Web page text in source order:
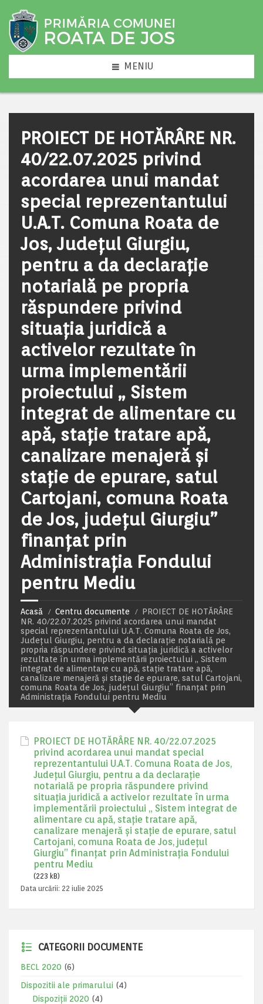
MENIU
PROIECT DE HOTĂRÂRE NR.
40/22.07.2025 privind
acordarea unui mandat
special reprezentantului
U.A.T. Comuna Roata de
Jos, Județul Giurgiu,
pentru a da declarație
notarială pe propria
răspundere privind
situația juridică a
activelor rezultate în
urma implementării
proiectului „ Sistem
integrat de alimentare cu
apă, stație tratare apă,
canalizare menajeră și
stație de epurare, satul
Cartojani, comuna Roata
de Jos, județul Giurgiu”
finanțat prin
Administrația Fondului
pentru Mediu
Acasă Centru documente
PROIECT DE HOTĂRÂRE
NR. 40/22.07.2025 privind acordarea unui mandat
special reprezentantului U.A.T. Comuna Roata de Jos,
Județul Giurgiu, pentru a da declarație notarială pe
propria răspundere privind situația juridică a activelor
rezultate în urma implementării proiectului „ Sistem
integrat de alimentare cu apă, stație tratare apă,
canalizare menajeră și stație de epurare, satul Cartojani,
comuna Roata de Jos, județul Giurgiu” finanțat prin
Administrația Fondului pentru Mediu
PROIECT DE HOTĂRÂRE NR. 40/22.07.2025
privind acordarea unui mandat special
reprezentantului U.A.T. Comuna Roata de Jos,
Județul Giurgiu, pentru a da declarație
notarială pe propria răspundere privind
situația juridică a activelor rezultate în urma
implementării proiectului „ Sistem integrat de
alimentare cu apă, stație tratare apă,
canalizare menajeră și stație de epurare, satul
Cartojani, comuna Roata de Jos, județul
Giurgiu” finanțat prin Administrația Fondului
pentru Mediu
(223 kB)
Data urcării: 22 iulie 2025
CATEGORII DOCUMENTE
BECL 2020 (6)
Dispozitii ale primarului (4)
Dispoziții 2020 (4)